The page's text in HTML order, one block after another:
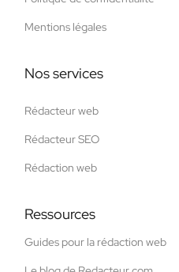
Mentions légales
Nos services
Rédacteur web
Rédacteur SEO
Rédaction web
Ressources
Guides pour la rédaction web